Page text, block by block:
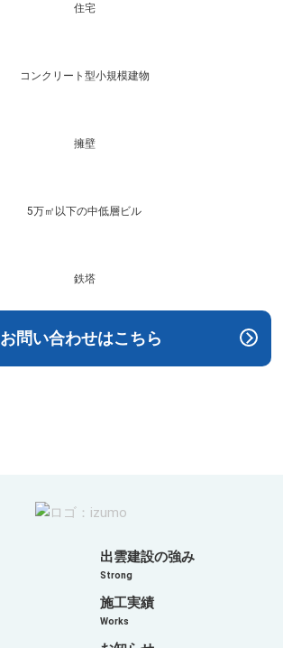
住宅
コンクリート型小規模建物
擁壁
5万㎡以下の中低層ビル
鉄塔
お問い合わせはこちら​
出雲建設の強み
Strong
施工実績
Works